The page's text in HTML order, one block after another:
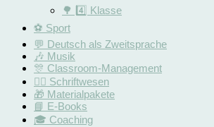
🌳 4️⃣ Klasse
⚽️ Sport
💬 Deutsch als Zweitsprache
🎶 Musik
🎊 Classroom-Management
✍🏻 Schriftwesen
🎁 Materialpakete
📘 E-Books
🎓 Coaching